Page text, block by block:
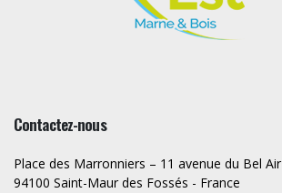
Contactez-nous
Place des Marronniers – 11 avenue du Bel Air
94100 Saint-Maur des Fossés - France